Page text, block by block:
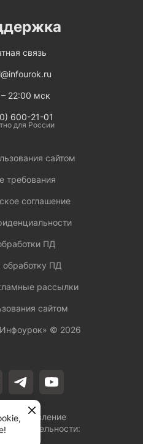
деятельности:
связь
22:00 мск
600-21-01
для России
сайтом
требования
соглашение
ПД
обработку ПД
рассылки
сайтом
© 2026